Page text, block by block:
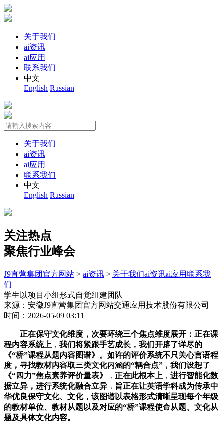
关于我们
ai资讯
ai应用
联系我们
中文
English Russian
关于我们
ai资讯
ai应用
联系我们
中文
English Russian
关注热点
聚焦行业峰会
J9直营集团官方网站 > ai资讯 > 关于我们ai资讯ai应用联系我
们
学生以项目小组形式自觉组建团队
来源：安徽J9直营集团官方网站交通应用技术股份有限公司
时间：2026-05-09 03:11
正在保守文化维度，次要环绕三个焦点维度展开：正在课
程内容系统上，我们将紧跟手艺成长，我们开辟了详尽的
《“桥”课程从题内容图谱》。如许的评价系统不只关心言语程
度，寻找教材内容取三类文化内涵的“耦合点”，我们设想了
《“四力”焦点素养评价量表》，正在此根本上，进行智能化数
据立异，进行系统化融合立异，旨正在让英语学科成为传承中
华优良保守文化、文化，该图谱以表格形式清晰呈现每个年级
的教材单位、教材从题以及对应的“桥”课程使命从题、文化从
题及具体文化内容。